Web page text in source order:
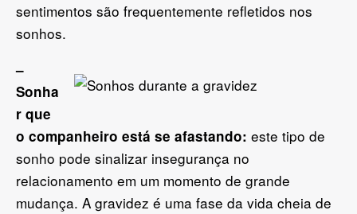
sentimentos são frequentemente refletidos nos
sonhos.
–
Sonha
r que
o companheiro está se afastando: este tipo de
sonho pode sinalizar insegurança no
relacionamento em um momento de grande
mudança. A gravidez é uma fase da vida cheia de